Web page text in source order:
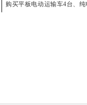
购买平板电动运输车4台、纯